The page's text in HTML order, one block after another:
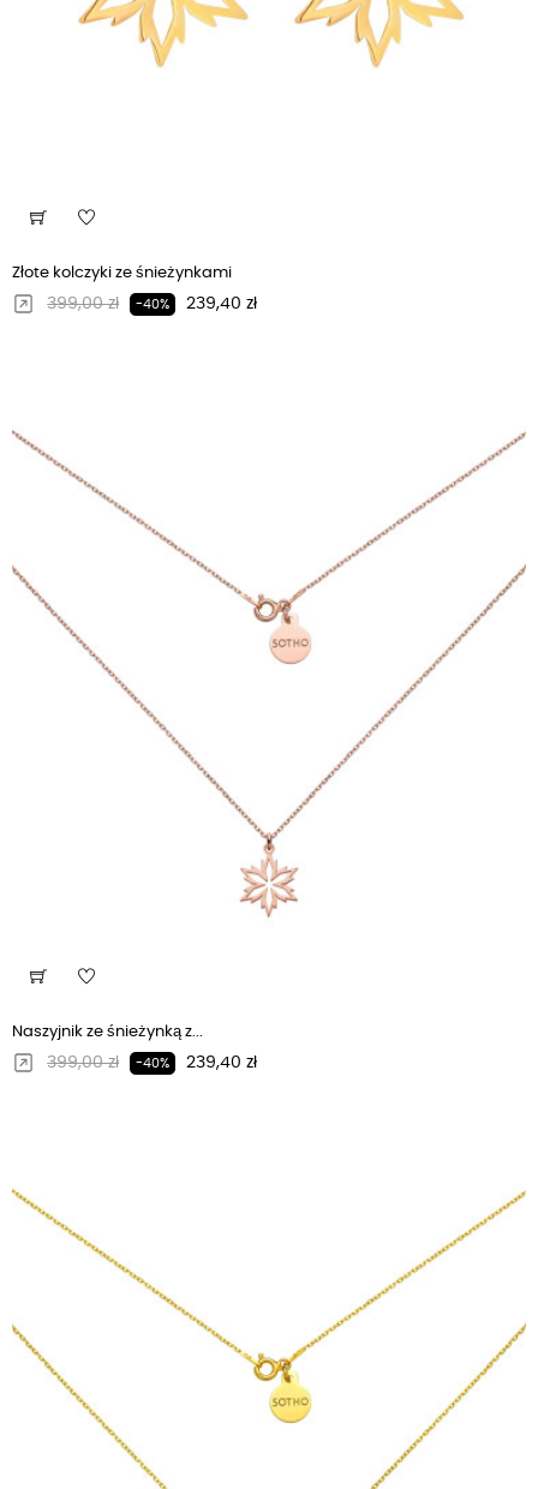
Złote kolczyki ze śnieżynkami
Regularna cena
399,00 zł -40% Cena
239,40 zł
Naszyjnik ze śnieżynką z...
Regularna cena
399,00 zł -40% Cena
239,40 zł